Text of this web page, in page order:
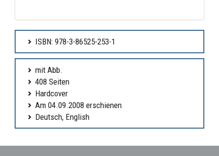
ISBN: 978-3-86525-253-1
mit Abb.
408 Seiten
Hardcover
Am 04.09.2008 erschienen
Deutsch, English